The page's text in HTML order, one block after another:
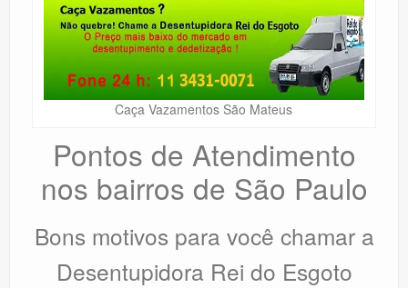
Caça Vazamentos São Mateus
Pontos de Atendimento
nos bairros de São Paulo
Bons motivos para você chamar a
Desentupidora Rei do Esgoto